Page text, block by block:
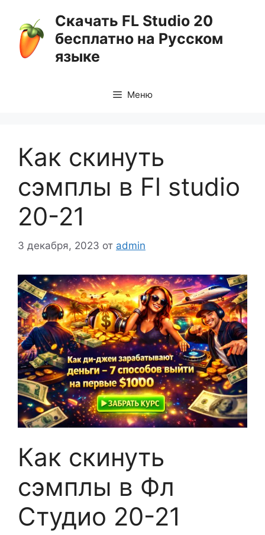
содержимому
Скачать FL Studio 20
бесплатно на Русском
языке
Меню
Как скинуть
сэмплы в Fl studio
20-21
3 декабря, 2023 от admin
Как скинуть
сэмплы в Фл
Студио 20-21